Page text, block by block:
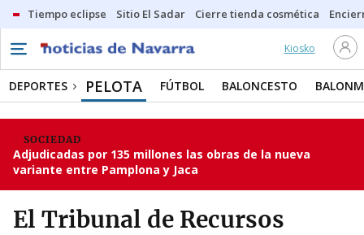
Tiempo eclipse Sitio El Sadar Cierre tienda cosmética
Kiosko
DEPORTES PELOTA FÚTBOL BALONCESTO
SOCIEDAD
Adjudicadas por 135 millones las obras de la nueva
variante entre Pamplona y Jaca
El Tribunal de Recursos